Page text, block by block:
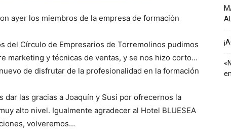
ayer los miembros de la empresa de formación
del Círculo de Empresarios de Torremolinos pudimos
marketing y técnicas de ventas, y se nos hizo corto…
de disfrutar de la profesionalidad en la formación
las gracias a Joaquín y Susi por ofrecernos la
alto nivel. Igualmente agradecer al Hotel BLUESEA
volveremos…